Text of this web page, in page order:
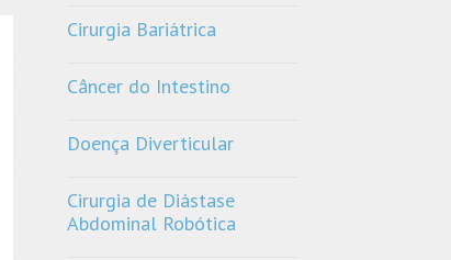
Cirurgia Bariátrica
Câncer do Intestino
Doença Diverticular
Cirurgia de Diástase
Abdominal Robótica